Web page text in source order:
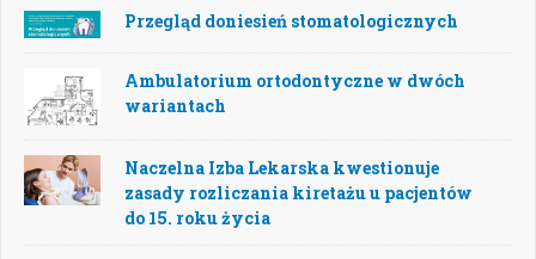
Przegląd doniesień stomatologicznych
Ambulatorium ortodontyczne w dwóch
wariantach
Naczelna Izba Lekarska kwestionuje
zasady rozliczania kiretażu u pacjentów
do 15. roku życia